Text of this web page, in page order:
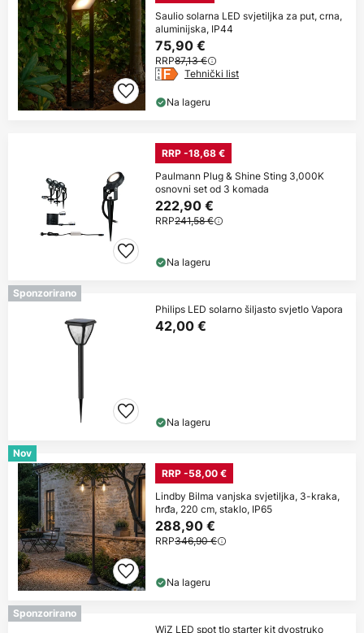
Saulio solarna LED svjetiljka za put, crna,
aluminijska, IP44
75,90 €
RRP87,13 €
Tehnički list
Na lageru
RRP -18,68 €
Paulmann Plug & Shine Sting 3,000K
osnovni set od 3 komada
222,90 €
RRP241,58 €
Na lageru
Sponzorirano
Philips LED solarno šiljasto svjetlo Vapora
42,00 €
Na lageru
Nov
RRP -58,00 €
Lindby Bilma vanjska svjetiljka, 3-kraka,
hrđa, 220 cm, staklo, IP65
288,90 €
RRP346,90 €
Na lageru
Sponzorirano
WiZ LED spot tlo starter kit dvostruko